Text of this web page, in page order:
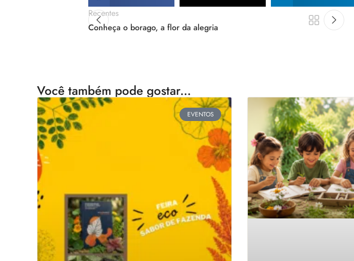
Recentes
Conheça o borago, a flor da alegria
Você também pode gostar...
EVENTOS